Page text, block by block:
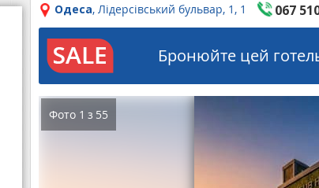
Одеса, Лідерсівський бульвар, 1, 1 067
Бронюйте цей
Фото 1 з 55